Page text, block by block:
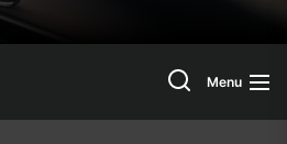
SearchMenu